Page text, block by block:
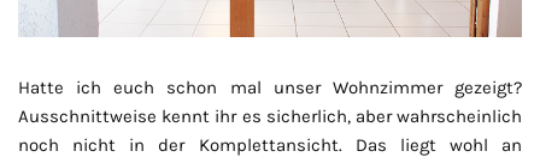
Hatte ich euch schon mal unser Wohnzimmer gezeigt?
Ausschnittweise kennt ihr es sicherlich, aber wahrscheinlich
noch nicht in der Komplettansicht. Das liegt wohl an